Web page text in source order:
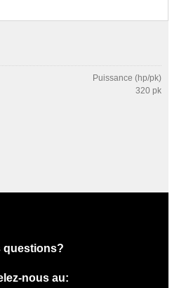
questions?
nous au:
Puissance (hp/pk)
320 pk